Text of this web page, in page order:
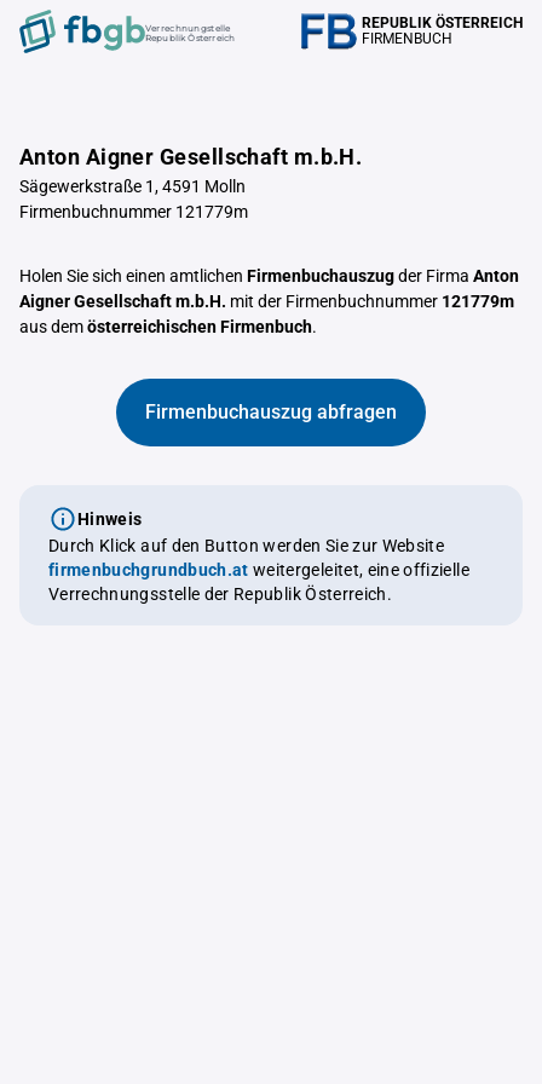
Verrechnungstelle
Republik Österreich
REPUBLIK ÖSTERREICH
FIRMENBUCH
Anton Aigner Gesellschaft m.b.H.
Sägewerkstraße 1, 4591 Molln
Firmenbuchnummer 121779m
Holen Sie sich einen amtlichen Firmenbuchauszugder Firma Anton
Aigner Gesellschaft m.b.H. mit der Firmenbuchnummer 121779m
aus demösterreichischen Firmenbuch.
Firmenbuchauszug abfragen
Hinweis
Durch Klick auf den Button werden Sie zur Website
firmenbuchgrundbuch.at weitergeleitet, eine offizielle
Verrechnungsstelle der Republik Österreich.